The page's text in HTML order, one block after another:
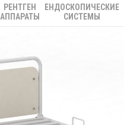
РЕНТГЕН
АППАРАТЫ
ЕНДОСКОПИЧЕСКИЕ
СИСТЕМЫ